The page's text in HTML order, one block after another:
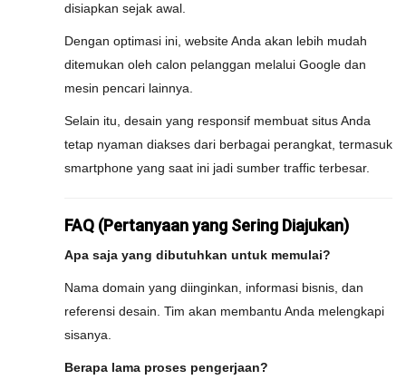
disiapkan sejak awal.
Dengan optimasi ini, website Anda akan lebih mudah
ditemukan oleh calon pelanggan melalui Google dan
mesin pencari lainnya.
Selain itu, desain yang responsif membuat situs Anda
tetap nyaman diakses dari berbagai perangkat, termasuk
smartphone yang saat ini jadi sumber traffic terbesar.
FAQ (Pertanyaan yang Sering Diajukan)
Apa saja yang dibutuhkan untuk memulai?
Nama domain yang diinginkan, informasi bisnis, dan
referensi desain. Tim akan membantu Anda melengkapi
sisanya.
Berapa lama proses pengerjaan?